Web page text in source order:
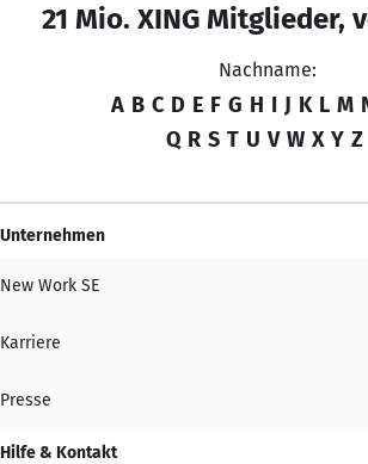
21 Mio. XING Mitglieder,
Nachname:
A B C D E F G H I J K L M
Q R S T U V W X Y Z
Unternehmen
New Work SE
Karriere
Presse
Hilfe & Kontakt